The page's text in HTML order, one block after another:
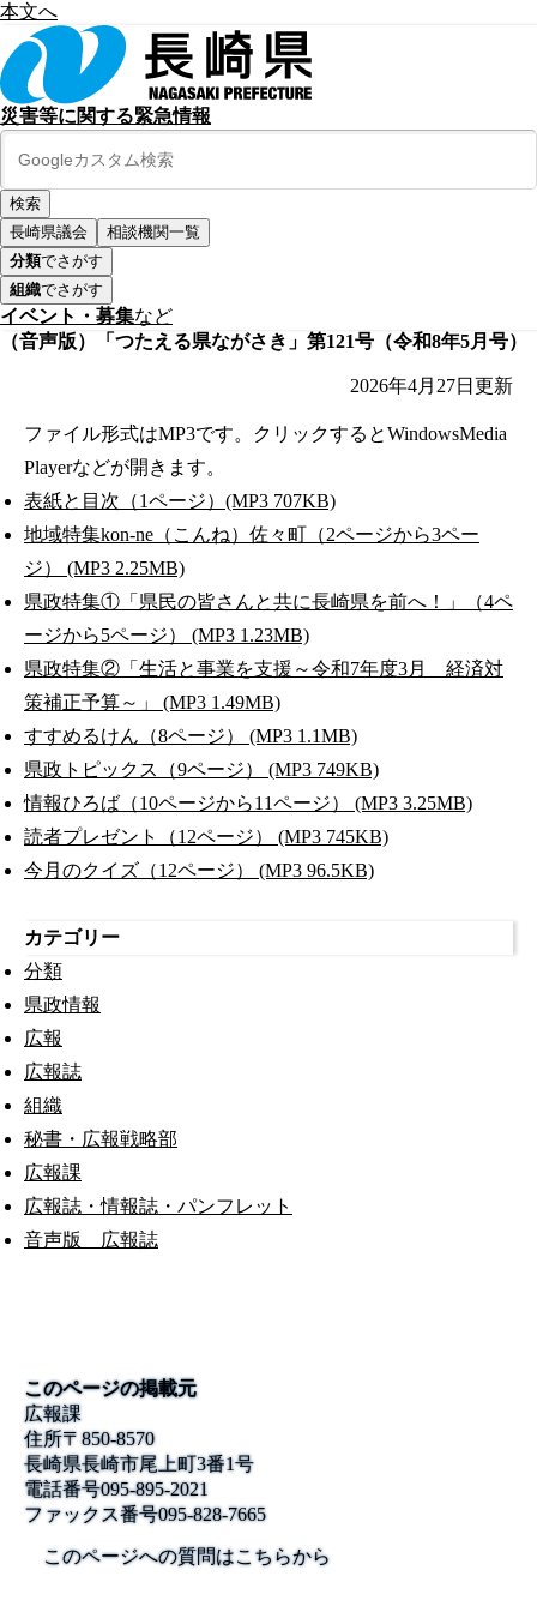
本文へ
災害等に関する緊急情報
長崎県議会
相談機関一覧
分類でさがす
組織でさがす
イベント・募集など
（音声版）「つたえる県ながさき」第121号（令和8年5月号）
2026年4月27日 更新
ファイル形式はMP3です。クリックするとWindowsMedia
Playerなどが開きます。
表紙と目次（1ページ）(MP3 707KB)
地域特集kon-ne（こんね）佐々町（2ページから3ペー
ジ） (MP3 2.25MB)
県政特集①「県民の皆さんと共に長崎県を前へ！」（4ペ
ージから5ページ） (MP3 1.23MB)
県政特集②「生活と事業を支援～令和7年度3月 経済対
策補正予算～」 (MP3 1.49MB)
すすめるけん（8ページ） (MP3 1.1MB)
県政トピックス（9ページ） (MP3 749KB)
情報ひろば（10ページから11ページ） (MP3 3.25MB)
読者プレゼント（12ページ） (MP3 745KB)
今月のクイズ（12ページ） (MP3 96.5KB)
カテゴリー
分類
県政情報
広報
広報誌
組織
秘書・広報戦略部
広報課
広報誌・情報誌・パンフレット
音声版 広報誌
このページの掲載元
広報課
住所〒850-8570
長崎県長崎市尾上町3番1号
電話番号095-895-2021
ファックス番号095-828-7665
このページへの質問はこちらから